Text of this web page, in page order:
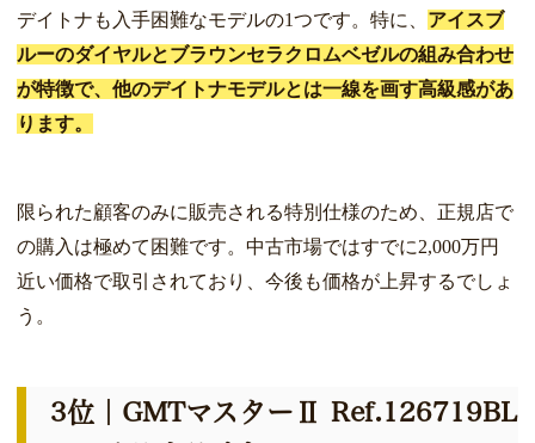
デイトナも入手困難なモデルの1つです。特に、 アイスブ
ルーのダイヤルとブラウンセラクロムベゼルの組み合わせ
が特徴で、他のデイトナモデルとは一線を画す高級感があ
ります。
限られた顧客のみに販売される特別仕様のため、正規店で
の購入は極めて困難です。中古市場ではすでに2,000万円
近い価格で取引されており、今後も価格が上昇するでしょ
う。
3位｜GMTマスターⅡ Ref.126719BL